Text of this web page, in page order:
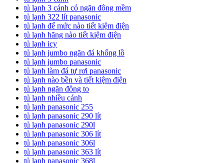
tủ lạnh 3 cánh có ngăn đông mềm
tủ lạnh 322 lít panasonic
tủ lạnh để mức nào tiết kiệm điện
tủ lạnh hãng nào tiết kiệm điện
tủ lạnh icy
tủ lạnh jumbo ngăn đá khổng lồ
tủ lạnh jumbo panasonic
tủ lạnh làm đá tự rơi panasonic
tủ lạnh nào bền và tiết kiệm điện
tủ lạnh ngăn đông to
tủ lạnh nhiều cánh
tủ lạnh panasonic 255
tủ lạnh panasonic 290 lít
tủ lạnh panasonic 290l
tủ lạnh panasonic 306 lít
tủ lạnh panasonic 306l
tủ lạnh panasonic 363 lít
tủ lạnh panasonic 368l